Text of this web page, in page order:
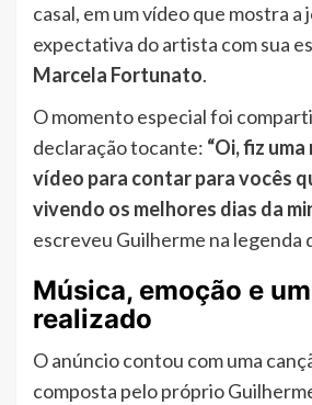
casal, em um vídeo que mostra a
expectativa do artista com sua
Marcela Fortunato.
O momento especial foi
declaração tocante: “Oi, fiz uma
vídeo para contar para vocês
vivendo os melhores dias da
escreveu Guilherme na legenda
Música, emoção e
realizado
O anúncio contou com uma
composta pelo próprio